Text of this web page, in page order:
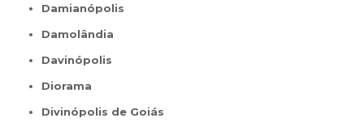
Damianópolis
Damolândia
Davinópolis
Diorama
Divinópolis de Goiás